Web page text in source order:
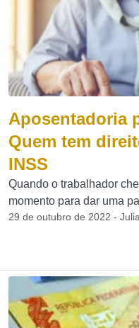
Aposentadoria
Quem tem
INSS
Quando o trabalhador
momento para dar uma
29 de outubro de 2022 -